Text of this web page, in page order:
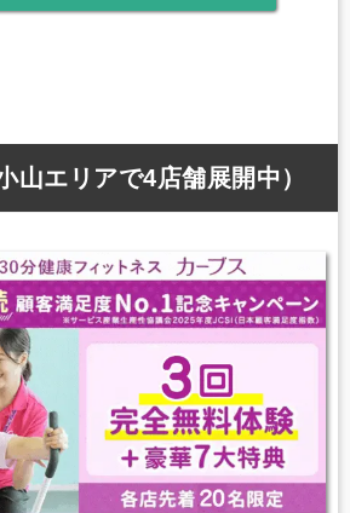
山エリアで4店舗展開中）